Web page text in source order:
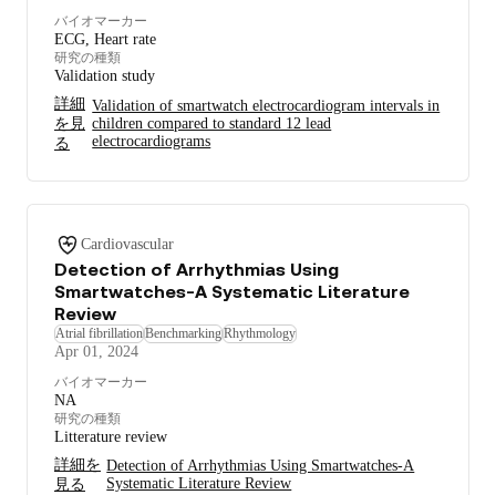
バイオマーカー
ECG, Heart rate
研究の種類
Validation study
詳細
を見
る
Validation of smartwatch electrocardiogram intervals in
children compared to standard 12 lead
electrocardiograms
Cardiovascular
Detection of Arrhythmias Using
Smartwatches-A Systematic Literature
Review
Atrial fibrillationBenchmarkingRhythmology
Apr 01, 2024
バイオマーカー
NA
研究の種類
Litterature review
詳細を
見る
Detection of Arrhythmias Using Smartwatches-A
Systematic Literature Review